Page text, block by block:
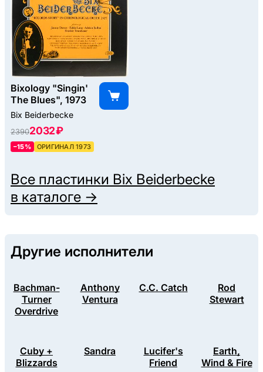
Bixology "Singin'
The Blues", 1973
Bix Beiderbecke
23902032 ₽
–15% ОРИГИНАЛ 1973
Все пластинки Bix Beiderbecke
в каталоге →
Другие исполнители
Bachman-
Turner
Overdrive
Anthony
Ventura
C.C. Catch
Rod
Stewart
Cuby +
Blizzards
Sandra
Lucifer's
Friend
Earth,
Wind & Fire